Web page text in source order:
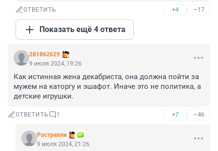
ОТВЕТИТЬ +4 –17
Показать ещё 4 ответа
281862629
9 июля 2024, 19:26
Как истинная жена декабриста, она должна пойти за
мужем на каторгу и эшафот. Иначе это не политика, а
детские игрушки.
ОТВЕТИТЬ 1 +7 –46
Рострелли
9 июля 2024, 21:26